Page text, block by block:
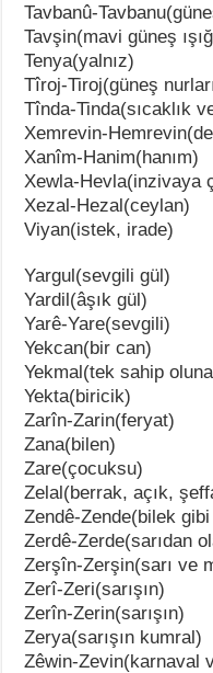
Tavbanû-
Tavşin(mavi güneş
Tenya(yalnız)
Tîroj-Tiroj(güneş
Tînda-Tinda(sıcaklık
Xemrevin-
Xanîm-Hanim(hanım)
Xewla-Hevla(inzivaya
Xezal-Hezal(ceylan)
Viyan(istek, irade)
Yargul(sevgili gül)
Yardil(âşık gül)
Yarê-Yare(sevgili)
Yekcan(bir can)
Yekmal(tek sahip
Yekta(biricik)
Zarîn-Zarin(feryat)
Zana(bilen)
Zare(çocuksu)
Zelal(berrak, açık,
Zendê-Zende(bilek
Zerdê-Zerde(sarıdan
Zerşîn-Zerşin(sarı ve
Zerî-Zeri(sarışın)
Zerîn-Zerin(sarışın)
Zerya(sarışın kumral)
Zêwin-Zevin(karnaval